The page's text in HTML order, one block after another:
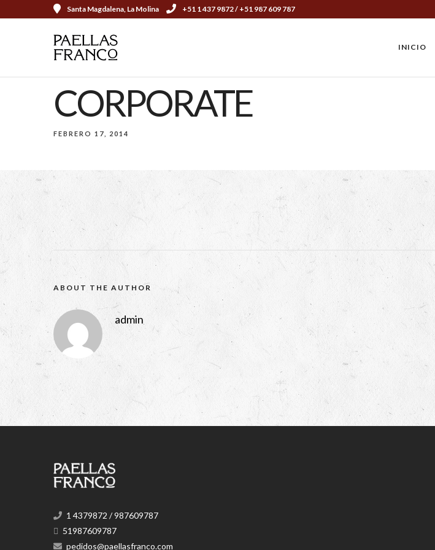
Santa Magdalena, La Molina +51 1 437 9872 / +51 987 609 787
INICIO
CORPORATE
FEBRERO 17, 2014
ABOUT THE AUTHOR
admin
1 4379872 / 987609787
51987609787
pedidos@paellasfranco.com